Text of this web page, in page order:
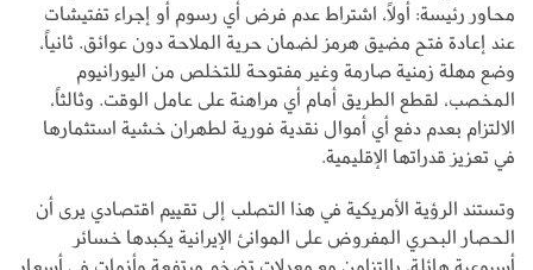
محاور رئيسة: أولاً، اشتراط عدم فرض أي رسوم أو إجراء تفتيشات
عند إعادة فتح مضيق هرمز لضمان حرية الملاحة دون عوائق. ثانياً،
وضع مهلة زمنية صارمة وغير مفتوحة للتخلص من اليورانيوم
المخصب، لقطع الطريق أمام أي مراهنة على عامل الوقت. وثالثاً،
الالتزام بعدم دفع أي أموال نقدية فورية لطهران خشية استثمارها
في تعزيز قدراتها الإقليمية.
وتستند الرؤية الأمريكية في هذا التصلب إلى تقييم اقتصادي يرى أن
الحصار البحري المفروض على الموانئ الإيرانية يكبدها خسائر